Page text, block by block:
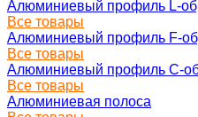
Алюминиевый профиль L-
Все товары
Алюминиевый профиль F-
Все товары
Алюминиевый профиль C-
Все товары
Алюминиевая полоса